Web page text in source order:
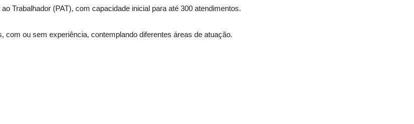
Trabalhador (PAT), com capacidade inicial para até 300 atendimentos.
ou sem experiência, contemplando diferentes áreas de atuação.